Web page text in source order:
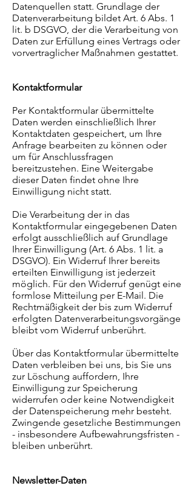
Datenquellen statt. Grundlage der
Datenverarbeitung bildet Art. 6 Abs. 1
lit. b DSGVO, der die Verarbeitung von
Daten zur Erfüllung eines Vertrags oder
vorvertraglicher Maßnahmen gestattet.
Kontaktformular
Per Kontaktformular übermittelte
Daten werden einschließlich Ihrer
Kontaktdaten gespeichert, um Ihre
Anfrage bearbeiten zu können oder
um für Anschlussfragen
bereitzustehen. Eine Weitergabe
dieser Daten findet ohne Ihre
Einwilligung nicht statt.
Die Verarbeitung der in das
Kontaktformular eingegebenen Daten
erfolgt ausschließlich auf Grundlage
Ihrer Einwilligung (Art. 6 Abs. 1 lit. a
DSGVO). Ein Widerruf Ihrer bereits
erteilten Einwilligung ist jederzeit
möglich. Für den Widerruf genügt eine
formlose Mitteilung per E-Mail. Die
Rechtmäßigkeit der bis zum Widerruf
erfolgten Datenverarbeitungsvorgänge
bleibt vom Widerruf unberührt.
Über das Kontaktformular übermittelte
Daten verbleiben bei uns, bis Sie uns
zur Löschung auffordern, Ihre
Einwilligung zur Speicherung
widerrufen oder keine Notwendigkeit
der Datenspeicherung mehr besteht.
Zwingende gesetzliche Bestimmungen
- insbesondere Aufbewahrungsfristen -
bleiben unberührt.
Newsletter-Daten